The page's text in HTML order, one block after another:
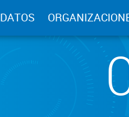
DATOS